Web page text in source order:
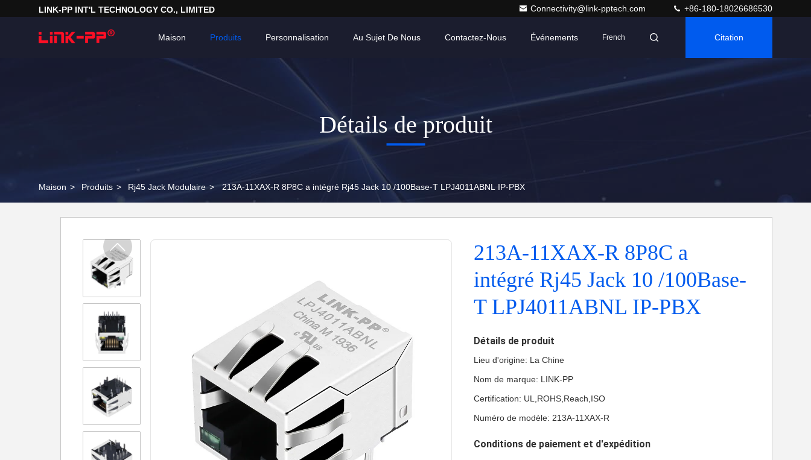
LINK-PP INT'L TECHNOLOGY CO., LIMITED Connectivity@link-pptech.com +86-180-18026686530
Maison Produits Au Sujet De Nous Contactez-Nous Événements
Personnalisation French Citation
Détails de produit
Maison > Produits > Rj45 Jack Modulaire > 213A-11XAX-R 8P8C a intégré Rj45 Jack 10 /100Base-T LPJ4011ABNL IP-PBX
213A-11XAX-R 8P8C a
intégré Rj45 Jack 10 /100Base-
T LPJ4011ABNL IP-PBX
Détails de produit
Lieu d'origine: La Chine
Nom de marque: LINK-PP
Certification: UL,ROHS,Reach,ISO
Numéro de modèle: 213A-11XAX-R
Conditions de paiement et d'expédition